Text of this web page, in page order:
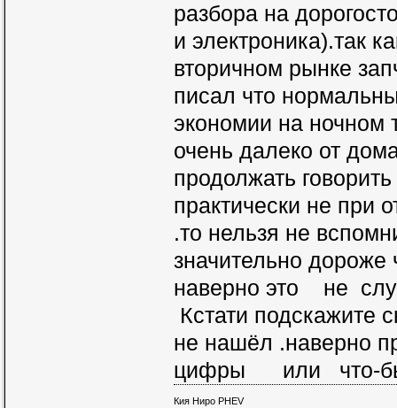
разбора на
и электроника).так
вторичном рынке
писал что
экономии на ночном
очень далеко от
продолжать
практически не при
.то нельзя не
значительно дороже
наверно это не
Кстати подскажите
не нашёл .наверно
цифры или что-бы
Кия Ниро PHEV